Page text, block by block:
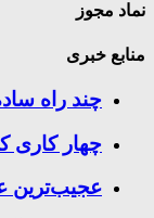
نماد مجوز
منابع خبری
چند راه‌
چهار کاری
عجیب‌ترین